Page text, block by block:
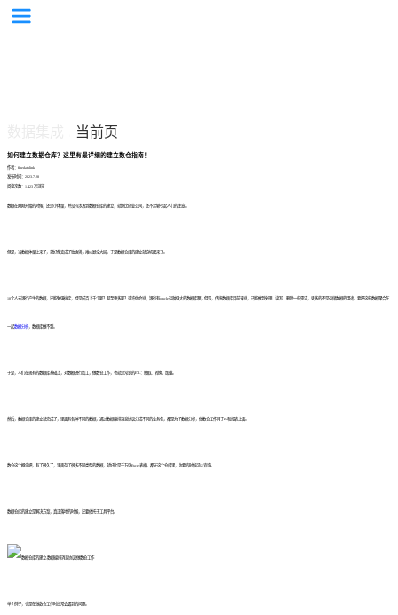
当前页
如何建立数据仓库？这里有最详细的建立数仓指南！
作者：finedatalink
发布时间：2023.7.28
阅读次数：1,423 次浏览
数据在刚刚开始的时候，还是小体量，并没有涉及到数据仓库的建立，就好比创业公司，还不足够引起人们的注意。
但是，当数据体量上来了，就好像变成了独角兽，难以顾全大局，于是数据仓库的建立就迫切起来了。
10个人去银行产生的数据，还能勉强搞定，但是成百上千个呢？甚至更多呢？或许你会说，银行有oracle这种强大的数据库啊，但是，传统数据库目前来说，只能做到处理、读写、删除一些需求，更多的还是存储数据的用途。要把这些数据聚合在
一起数据分析 ，数据库做不到。
于是，人们在现有的数据库基础上，对数据进行加工，做数仓工作，也就是常说的ETL：抽取、转换、加载。
然后，数据仓库的建立就完成了，里面有各种不同的数据，通过数据编排消息协议分成不同的业务包，都是为了数据分析，做数仓工作用于BI和报表上面。
数仓这个概念吧，有了很久了，里面存了很多不同类型的数据，就好比是千万张Excel表格，都在这个仓库里，你要的时候可以查询。
数据仓库的建立是解决方案，真正落地的时候，还要依托于工具平台。
举个例子，也是在做数仓工作时经常会遇到的问题。